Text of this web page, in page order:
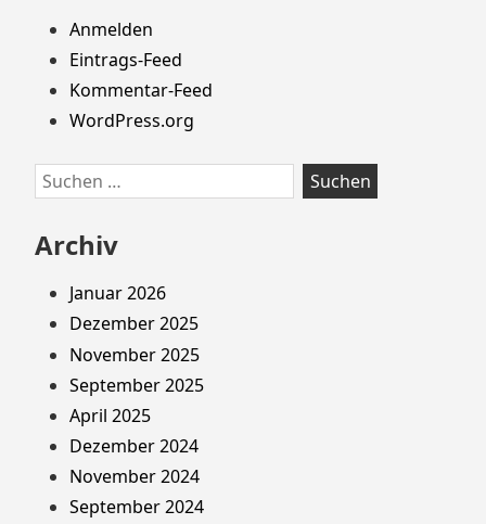
Anmelden
Eintrags-Feed
Kommentar-Feed
WordPress.org
Suchen
nach:
Archiv
Januar 2026
Dezember 2025
November 2025
September 2025
April 2025
Dezember 2024
November 2024
September 2024